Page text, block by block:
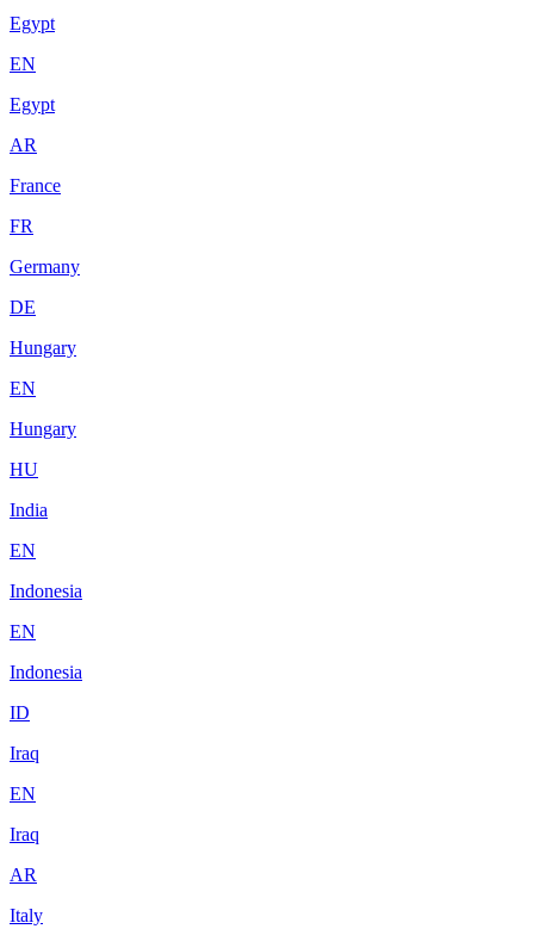
Egypt
EN
Egypt
AR
France
FR
Germany
DE
Hungary
EN
Hungary
HU
India
EN
Indonesia
EN
Indonesia
ID
Iraq
EN
Iraq
AR
Italy